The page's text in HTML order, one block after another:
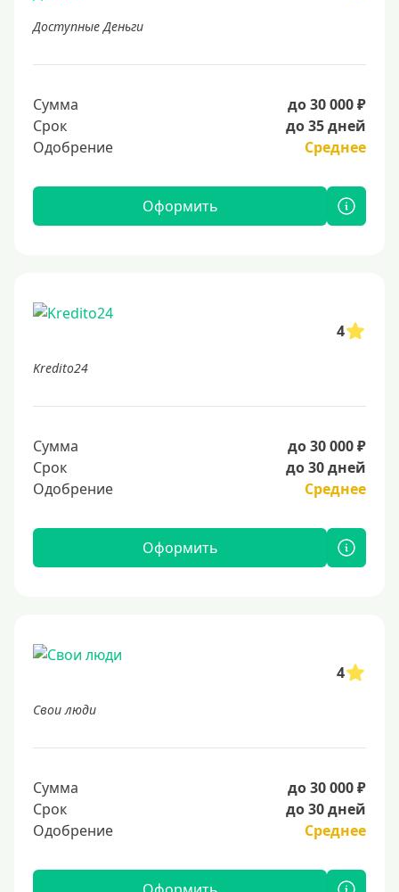
Доступные Деньги
Сумма
до 30 000 ₽
Срок
до 35 дней
Одобрение
Среднее
Оформить
4
Kredito24
Сумма
до 30 000 ₽
Срок
до 30 дней
Одобрение
Среднее
Оформить
4
Свои люди
Сумма
до 30 000 ₽
Срок
до 30 дней
Одобрение
Среднее